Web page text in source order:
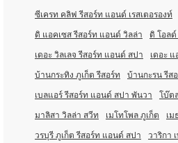
ซีเครท คลิฟ รีสอร์ท แอนด์ เรสเตอรองท์
ดิ แอคเซส รีสอร์ท แอนด์ วิลล่า ดิ โอลด์
เดอะ วิลเลจ รีสอร์ท แอนด์ สปา เดอะ แ
บ้านกระทิง ภูเก็ต รีสอร์ท บ้านกะรน รีส
เบลแอร์ รีสอร์ท แอนด์ สปา พันวา โบ๊ต
มาลิสา วิลล่า สวีท เมโทโพล ภูเก็ต เม
วรบุรี ภูเก็ต รีสอร์ท แอนด์ สปา วาริกา